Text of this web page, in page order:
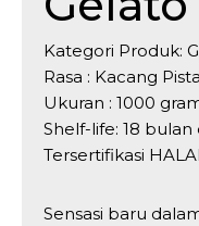
Kategori Produk:
Rasa : Kacang
Ukuran : 1000
Shelf-life: 18 bulan
Tersertifikasi
Sensasi baru